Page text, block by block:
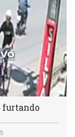
furtando